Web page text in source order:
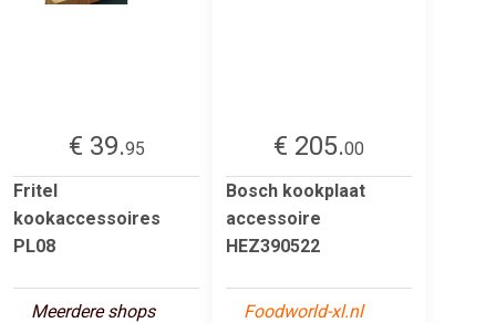
€ 39.95
Fritel
kookaccessoires
PL08
Meerdere shops
€ 205.00
Bosch kookplaat
accessoire
HEZ390522
Foodworld-xl.nl